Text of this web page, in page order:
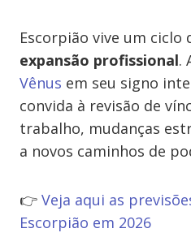
Escorpião vive um ciclo
expansão profissional.
Vênus em seu signo
convida à revisão de
trabalho, mudanças
a novos caminhos de
👉 Veja aqui as
Escorpião em 2026